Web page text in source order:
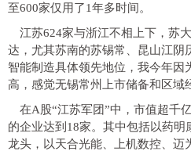
至600家仅用了1年多时间。
江苏624家与浙江不相上下，苏
达，尤其苏南的苏锡常、昆山江阴
智能制造具体领先地位，我今年因
高，感觉无锡常州上市储备和区域
在A股“江苏军团”中，市值超千
的企业达到18家。其中包括以药
龙头，以天合光能、上机数控、迈